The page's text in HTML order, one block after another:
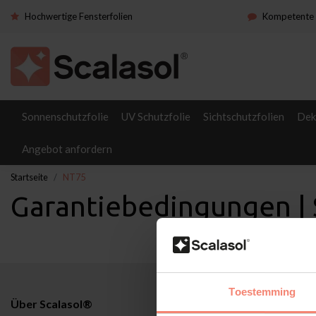
Toestemming
Hochwertige Fensterfolien Kompetente
Sonnenschutzfolie UV Schutzfolie Sichtschutzfolien
Angebot anfordern
Startseite NT75
Garantiebedingungen |
Über Scalasol®